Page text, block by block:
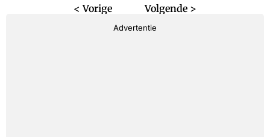
< Vorige Volgende >
Advertentie